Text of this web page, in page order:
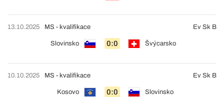
13.10.2025
Slovinsko 0:0 Švýcarsko
MS - kvalifikace Ev Sk B
10.10.2025
Kosovo 0:0 Slovinsko
MS - kvalifikace Ev Sk B